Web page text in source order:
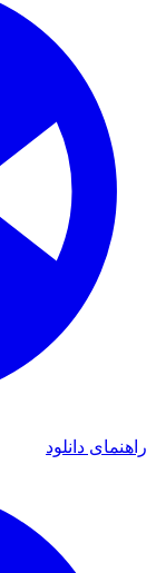
راهنمای دانلود